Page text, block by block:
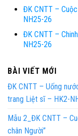
ĐK CNTT –
NH25-26
ĐK CNTT –
NH25-26
BÀI VIẾT MỚI
ĐK CNTT – Uống
trang Liệt sĩ – HK2-
Mẫu 2_ĐK CNTT –
chân Người”